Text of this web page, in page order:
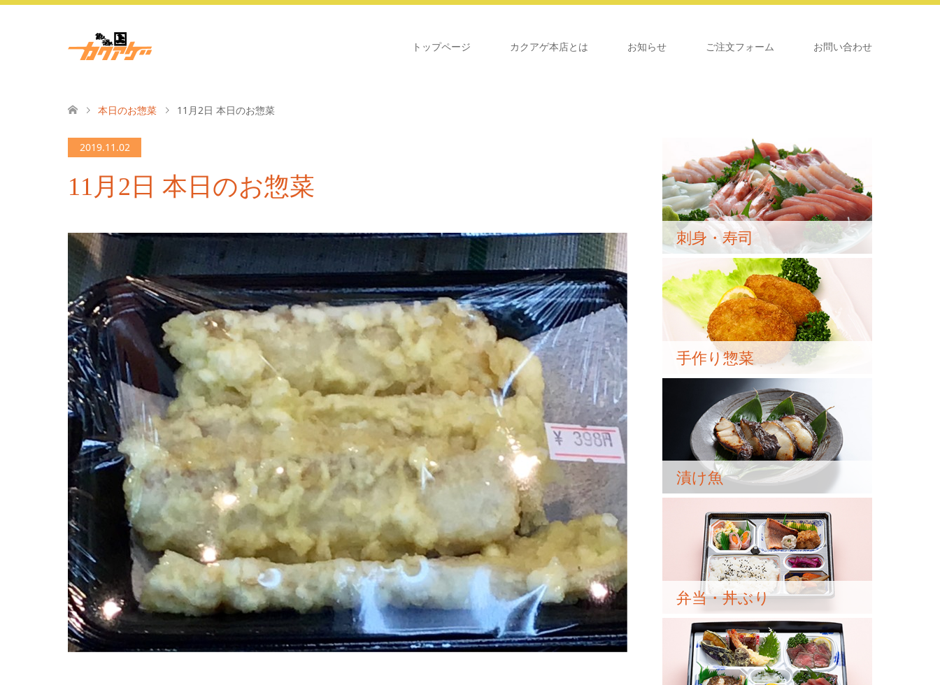
トップページ カクアゲ本店とは お知らせ ご注文フォーム お問い合わせ
本日のお惣菜 11月2日 本日のお惣菜
2019.11.02
11月2日 本日のお惣菜
刺身・寿司
手作り惣菜
漬け魚
弁当・丼ぶり